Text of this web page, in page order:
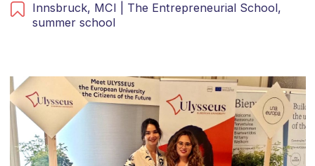
Innsbruck, MCI | The Entrepreneurial School,
summer school